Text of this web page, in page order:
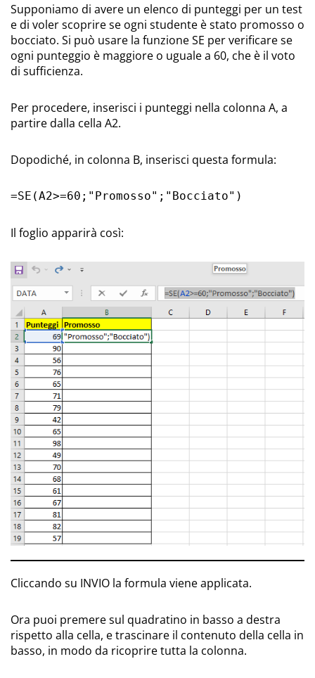
Supponiamo di avere un elenco di punteggi per un test
e di voler scoprire se ogni studente è stato promosso o
bocciato. Si può usare la funzione SE per verificare se
ogni punteggio è maggiore o uguale a 60, che è il voto
di sufficienza.
Per procedere, inserisci i punteggi nella colonna A, a
partire dalla cella A2.
Dopodiché, in colonna B, inserisci questa formula:
=SE(A2>=60;"Promosso";"Bocciato")
Il foglio apparirà così:
Cliccando su INVIO la formula viene applicata.
Ora puoi premere sul quadratino in basso a destra
rispetto alla cella, e trascinare il contenuto della cella in
basso, in modo da ricoprire tutta la colonna.